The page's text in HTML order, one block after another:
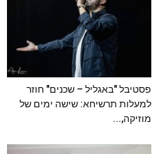
פסטיבל "באגליל – שכנים" חוזר
למעלות תרשיחא: שישה ימים של
מוזיקה,...